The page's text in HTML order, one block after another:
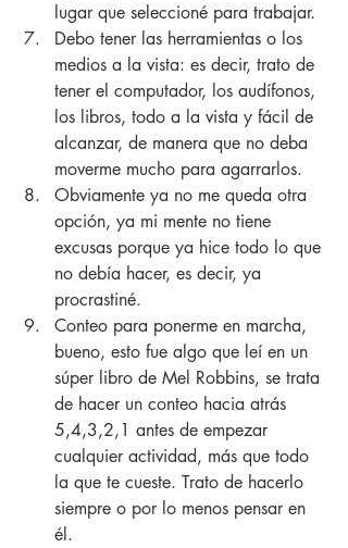
lugar que seleccioné para trabajar.
Debo tener las herramientas o los
medios a la vista: es decir, trato de
tener el computador, los audífonos,
los libros, todo a la vista y fácil de
alcanzar, de manera que no deba
moverme mucho para agarrarlos.
Obviamente ya no me queda otra
opción, ya mi mente no tiene
excusas porque ya hice todo lo que
no debía hacer, es decir, ya
procrastiné.
Conteo para ponerme en marcha,
bueno, esto fue algo que leí en un
súper libro de Mel Robbins, se trata
de hacer un conteo hacia atrás
5,4,3,2,1 antes de empezar
cualquier actividad, más que todo
la que te cueste. Trato de hacerlo
siempre o por lo menos pensar en
él.